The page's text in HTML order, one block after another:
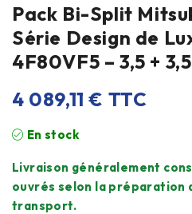
Pack Bi-Split
Série Design de
4F80VF5 – 3,5 +
4 089,11€ TTC
En stock
Livraison généralement
ouvrés selon la préparation
transport.